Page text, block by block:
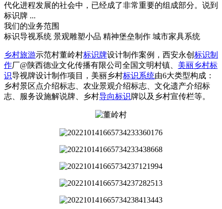
代化进程发展的社会中，已经成了非常重要的组成部分。说到
标识牌 ...
我们的业务范围
标识导视系统 景观雕塑小品 精神堡垒制作 城市家具系统
乡村旅游示范村董岭村标识牌设计制作案例，西安永创 标识制
作厂@陕西德业文化传播有限公司全国文明村镇、 美丽乡村标
识导视牌设计制作项目，美丽乡村标识系统由6大类型构成：
乡村景区点介绍标志、农业景观介绍标志、文化遗产介绍标
志、服务设施解说牌、乡村导向标识牌以及乡村宣传栏等。